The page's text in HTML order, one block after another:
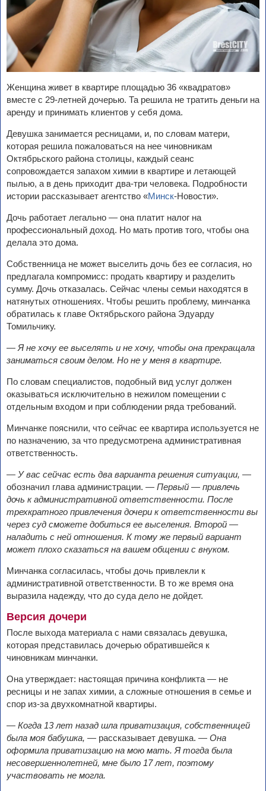
Женщина живет в квартире площадью 36 «квадратов»
вместе с 29-летней дочерью. Та решила не тратить деньги на
аренду и принимать клиентов у себя дома.
Девушка занимается ресницами, и, по словам матери,
которая решила пожаловаться на нее чиновникам
Октябрьского района столицы, каждый сеанс
сопровождается запахом химии в квартире и летающей
пылью, а в день приходит два-три человека. Подробности
истории рассказывает агентство «Минск-Новости».
Дочь работает легально — она платит налог на
профессиональный доход. Но мать против того, чтобы она
делала это дома.
Собственница не может выселить дочь без ее согласия, но
предлагала компромисс: продать квартиру и разделить
сумму. Дочь отказалась. Сейчас члены семьи находятся в
натянутых отношениях. Чтобы решить проблему, минчанка
обратилась к главе Октябрьского района Эдуарду
Томильчику.
— Я не хочу ее выселять и не хочу, чтобы она прекращала
заниматься своим делом. Но не у меня в квартире.
По словам специалистов, подобный вид услуг должен
оказываться исключительно в нежилом помещении с
отдельным входом и при соблюдении ряда требований.
Минчанке пояснили, что сейчас ее квартира используется не
по назначению, за что предусмотрена административная
ответственность.
— У вас сейчас есть два варианта решения ситуации, —
обозначил глава администрации. — Первый — привлечь
дочь к административной ответственности. После
трехкратного привлечения дочери к ответственности вы
через суд сможете добиться ее выселения. Второй —
наладить с ней отношения. К тому же первый вариант
может плохо сказаться на вашем общении с внуком.
Минчанка согласилась, чтобы дочь привлекли к
административной ответственности. В то же время она
выразила надежду, что до суда дело не дойдет.
Версия дочери
После выхода материала с нами связалась девушка,
которая представилась дочерью обратившейся к
чиновникам минчанки.
Она утверждает: настоящая причина конфликта — не
ресницы и не запах химии, а сложные отношения в семье и
спор из-за двухкомнатной квартиры.
— Когда 13 лет назад шла приватизация, собственницей
была моя бабушка, — рассказывает девушка. — Она
оформила приватизацию на мою мать. Я тогда была
несовершеннолетней, мне было 17 лет, поэтому
участвовать не могла.